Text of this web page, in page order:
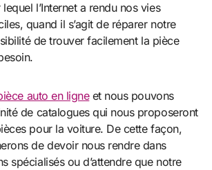
l’Internet a rendu nos vies
quand il s’agit de réparer notre
de trouver facilement la pièce
auto en ligneet nous pouvons
de catalogues qui nous proposeront
pour la voiture. De cette façon,
de devoir nous rendre dans
spécialisés ou d’attendre que notre